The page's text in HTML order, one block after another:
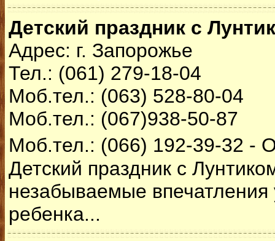
Детский праздник с
Адрес: г. Запорожье
Тел.: (061) 279-18-04
Моб.тел.: (063) 528-80-04
Моб.тел.: (067)938-50-87
Моб.тел.: (066) 192-39-32 -
Детский праздник с
незабываемые
ребенка...